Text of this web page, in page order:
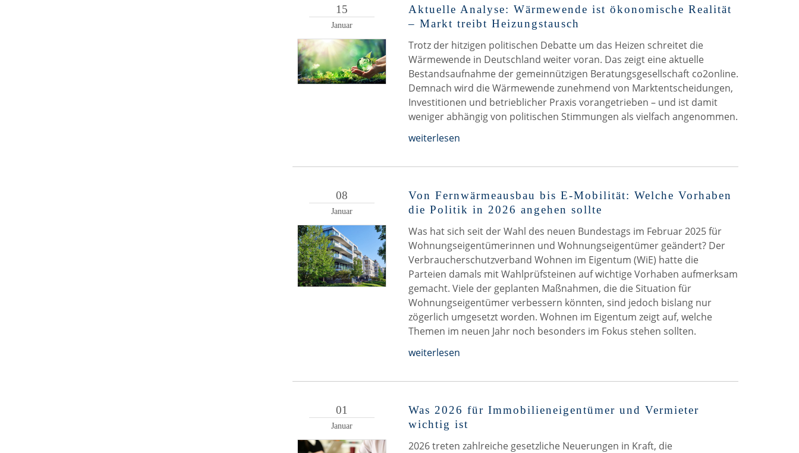
15
Januar
Aktuelle Analyse: Wärmewende ist ökonomische Realität
– Markt treibt Heizungstausch
Trotz der hitzigen politischen Debatte um das Heizen schreitet die
Wärmewende in Deutschland weiter voran. Das zeigt eine aktuelle
Bestandsaufnahme der gemeinnützigen Beratungsgesellschaft co2online.
Demnach wird die Wärmewende zunehmend von Marktentscheidungen,
Investitionen und betrieblicher Praxis vorangetrieben – und ist damit
weniger abhängig von politischen Stimmungen als vielfach angenommen.
weiterlesen
08
Januar
Von Fernwärmeausbau bis E-Mobilität: Welche Vorhaben
die Politik in 2026 angehen sollte
Was hat sich seit der Wahl des neuen Bundestags im Februar 2025 für
Wohnungseigentümerinnen und Wohnungseigentümer geändert? Der
Verbraucherschutzverband Wohnen im Eigentum (WiE) hatte die
Parteien damals mit Wahlprüfsteinen auf wichtige Vorhaben aufmerksam
gemacht. Viele der geplanten Maßnahmen, die die Situation für
Wohnungseigentümer verbessern könnten, sind jedoch bislang nur
zögerlich umgesetzt worden. Wohnen im Eigentum zeigt auf, welche
Themen im neuen Jahr noch besonders im Fokus stehen sollten.
weiterlesen
01
Januar
Was 2026 für Immobilieneigentümer und Vermieter
wichtig ist
2026 treten zahlreiche gesetzliche Neuerungen in Kraft, die